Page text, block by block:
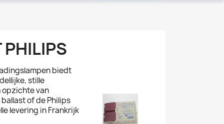
PHILIPS
biedt
stille
opzichte van
of de Philips
levering in Frankrijk